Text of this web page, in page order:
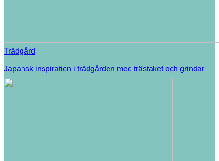
Trädgård
Japansk inspiration i trädgården med trästaket och grindar